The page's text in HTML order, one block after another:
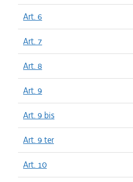
Art. 6
Art. 7
Art. 8
Art. 9
Art. 9 bis
Art. 9 ter
Art. 10